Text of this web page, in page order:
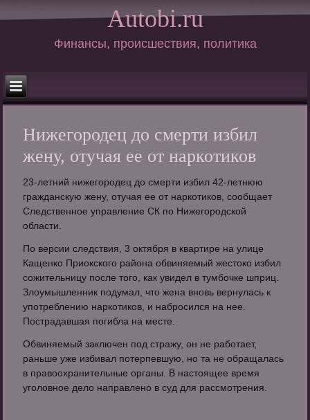
Autobi.ru
Финансы, происшествия, политика
Нижегородец до смерти избил
жену, отучая ее от наркотиков
23-летний нижегородец до смерти избил 42-летнюю
гражданскую жену, отучая ее от наркотиков, сообщает
Следственное управление СК по Нижегородской
области.
По версии следствия, 3 октября в квартире на улице
Кащенко Приокского района обвиняемый жестоко избил
сожительницу после того, как увидел в тумбочке шприц.
Злоумышленник подумал, что жена вновь вернулась к
употреблению наркотиков, и набросился на нее.
Пострадавшая погибла на месте.
Обвиняемый заключен под стражу, он не работает,
раньше уже избивал потерпевшую, но та не обращалась
в правоохранительные органы. В настоящее время
уголовное дело направлено в суд для рассмотрения.